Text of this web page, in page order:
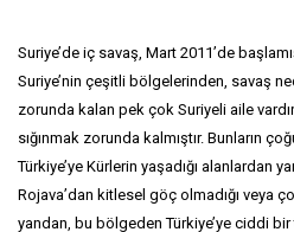
Suriye’de iç savaş, Mart 2011’de
Suriye’nin çeşitli bölgelerinden, savaş
zorunda kalan pek çok Suriyeli aile
sığınmak zorunda kalmıştır. Bunların
Türkiye’ye Kürlerin yaşadığı alanlardan
Rojava’dan kitlesel göç olmadığı veya
yandan, bu bölgeden Türkiye’ye ciddi